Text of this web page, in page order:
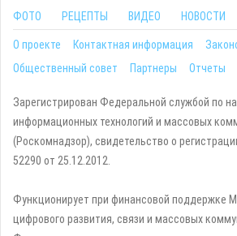
ФОТО
РЕЦЕПТЫ ВИДЕО НОВОСТИ
О проекте Контактная информация
Общественный совет
Партнеры Отчеты
Зарегистрирован Федеральной службой по
информационных технологий и массовых
(Роскомнадзор), свидетельство о
52290 от 25.12.2012.
Функционирует при финансовой поддержке
цифрового развития, связи и массовых